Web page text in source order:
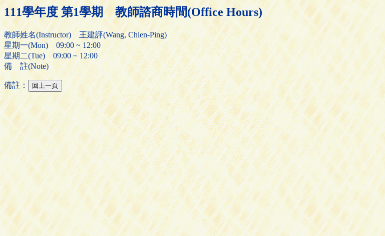
111學年度 第1學期 教師諮商時間(Office Hours)
教師姓名(Instructor) 王建評(Wang, Chien-Ping)
星期一(Mon) 09:00 ~ 12:00
星期二(Tue) 09:00 ~ 12:00
備 註(Note)
備註：